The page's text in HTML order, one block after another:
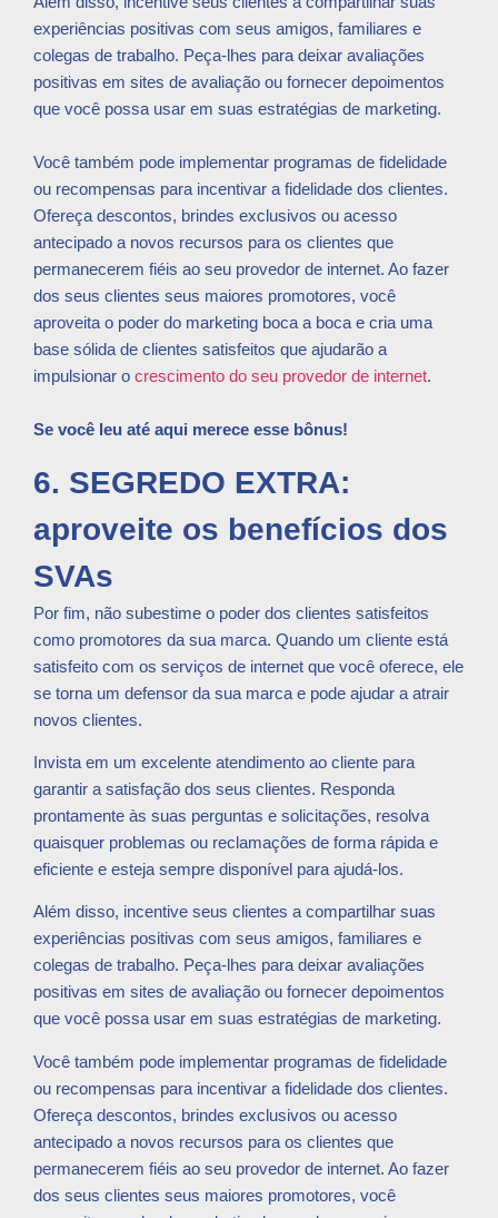
experiências positivas com seus amigos, familiares e
colegas de trabalho. Peça-lhes para deixar avaliações
positivas em sites de avaliação ou fornecer depoimentos
que você possa usar em suas estratégias de marketing.
Você também pode implementar programas de fidelidade
ou recompensas para incentivar a fidelidade dos clientes.
Ofereça descontos, brindes exclusivos ou acesso
antecipado a novos recursos para os clientes que
permanecerem fiéis ao seu provedor de internet. Ao fazer
dos seus clientes seus maiores promotores, você
aproveita o poder do marketing boca a boca e cria uma
base sólida de clientes satisfeitos que ajudarão a
impulsionar o crescimento do seu provedor de internet.
Se você leu até aqui merece esse bônus!
6. SEGREDO EXTRA:
aproveite os benefícios dos
SVAs
Por fim, não subestime o poder dos clientes satisfeitos
como promotores da sua marca. Quando um cliente está
satisfeito com os serviços de internet que você oferece, ele
se torna um defensor da sua marca e pode ajudar a atrair
novos clientes.
Invista em um excelente atendimento ao cliente para
garantir a satisfação dos seus clientes. Responda
prontamente às suas perguntas e solicitações, resolva
quaisquer problemas ou reclamações de forma rápida e
eficiente e esteja sempre disponível para ajudá-los.
Além disso, incentive seus clientes a compartilhar suas
experiências positivas com seus amigos, familiares e
colegas de trabalho. Peça-lhes para deixar avaliações
positivas em sites de avaliação ou fornecer depoimentos
que você possa usar em suas estratégias de marketing.
Você também pode implementar programas de fidelidade
ou recompensas para incentivar a fidelidade dos clientes.
Ofereça descontos, brindes exclusivos ou acesso
antecipado a novos recursos para os clientes que
permanecerem fiéis ao seu provedor de internet. Ao fazer
dos seus clientes seus maiores promotores, você